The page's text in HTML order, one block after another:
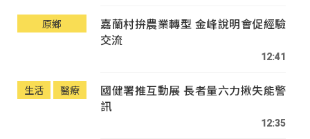
原鄉
嘉蘭村拚農業轉型 金峰說明會促經驗
交流
12:41
生活 醫療
國健署推互動展 長者量六力揪失能警
訊
12:35